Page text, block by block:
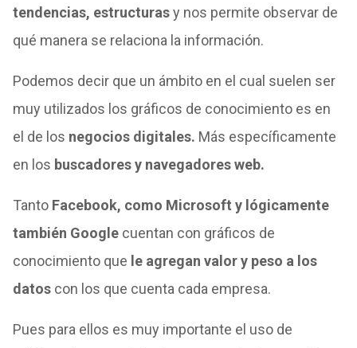
tendencias, estructurasy nos permite observar de
qué manera se relaciona la información.
Podemos decir que un ámbito en el cual suelen ser
muy utilizados los gráficos de conocimiento es en
el de los negocios digitales. Más específicamente
en los buscadores y navegadores web.
Tanto Facebook, como Microsoft y lógicamente
también Googlecuentan con gráficos de
conocimiento que le agregan valor y peso a los
datoscon los que cuenta cada empresa.
Pues para ellos es muy importante el uso de